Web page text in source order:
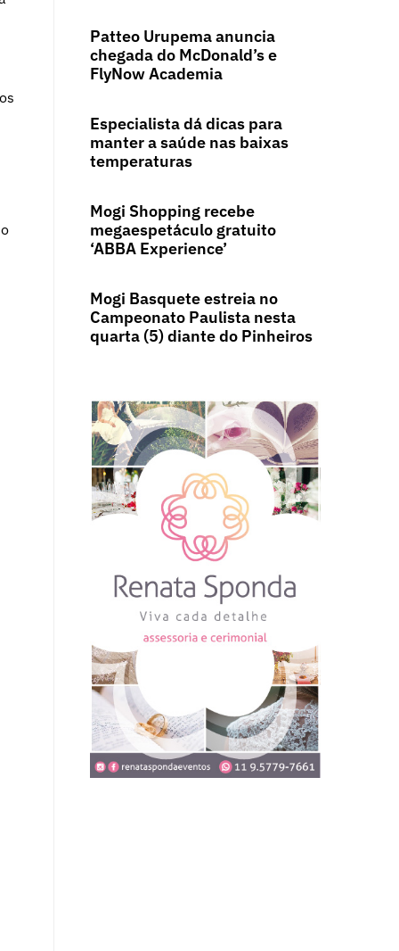
Patteo Urupema anuncia
chegada do McDonald’s e
FlyNow Academia
Especialista dá dicas para
manter a saúde nas baixas
temperaturas
Mogi Shopping recebe
megaespetáculo gratuito
‘ABBA Experience’
Mogi Basquete estreia no
Campeonato Paulista nesta
quarta (5) diante do Pinheiros